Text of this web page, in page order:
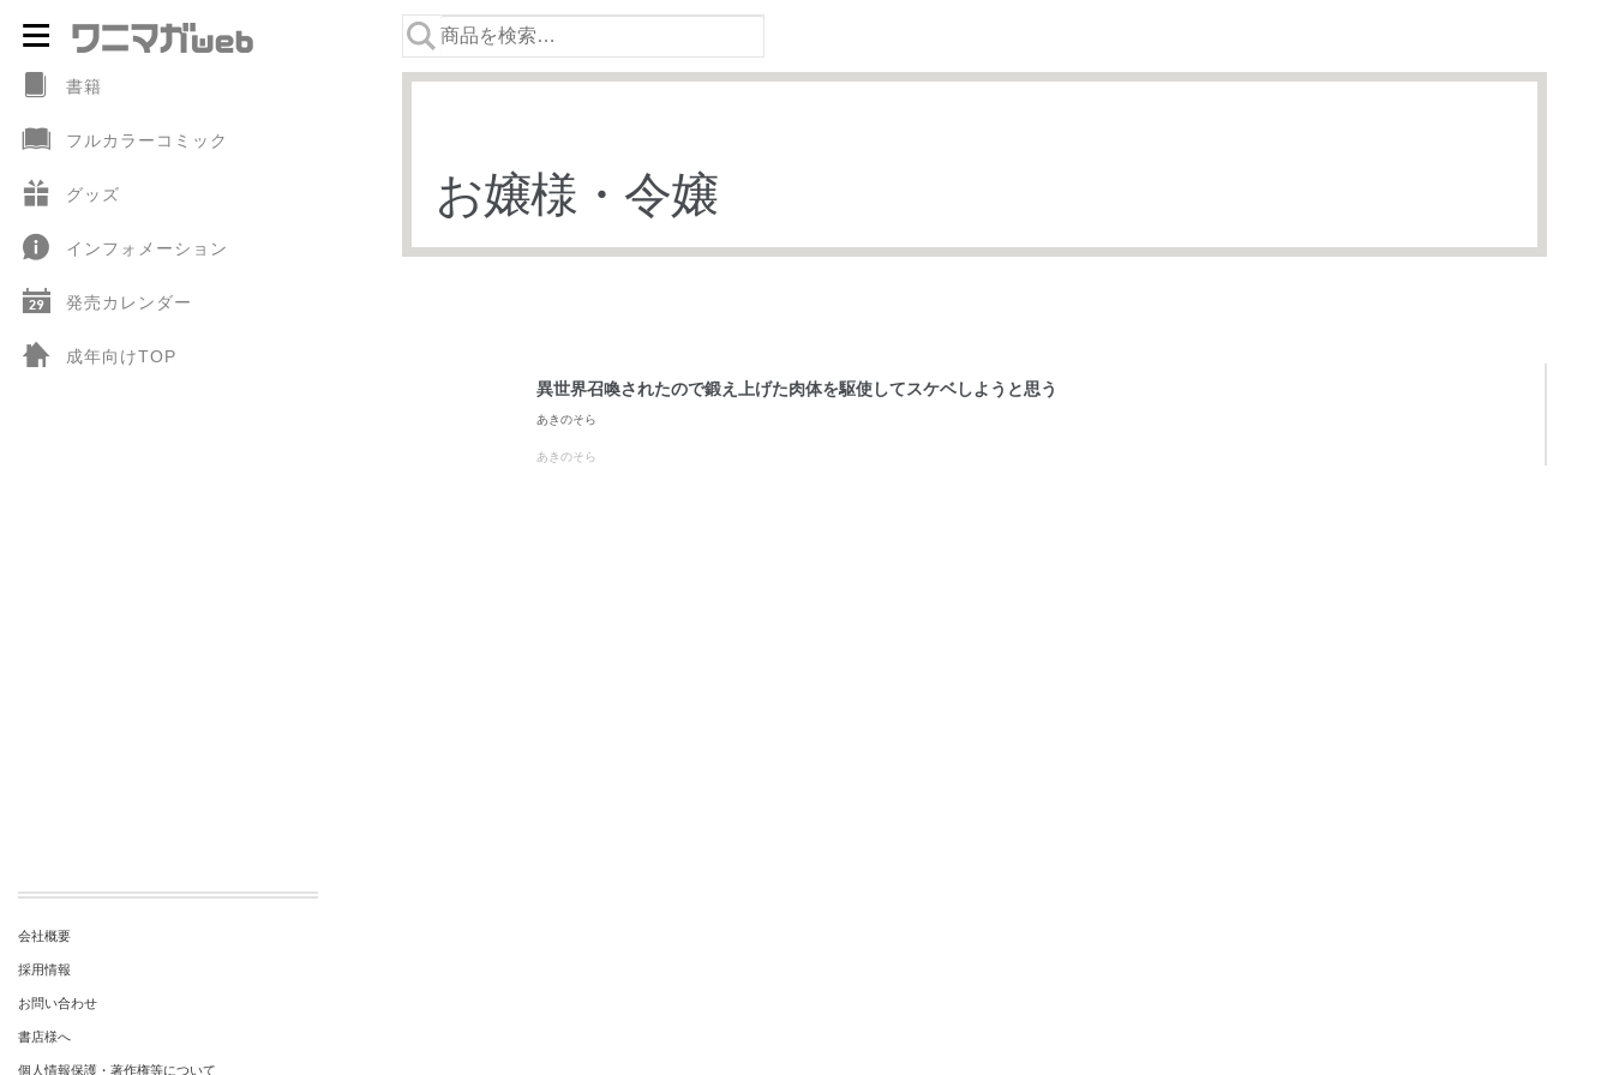
ナ
ー
シ
ン
へ
ス
キ
コ
ン
ツ
ス
キ
ッ
プ
お嬢様・令嬢
異世界召喚されたので鍛え上げた肉体を駆使してスケベしようと思う
あきのそら
あきのそら
書籍
フルカラーコミック
グッズ
インフォメーション
発売カレンダー
成年向けTOP
会社概要
採用情報
お問い合わせ
書店様へ
個人情報保護・著作権等について